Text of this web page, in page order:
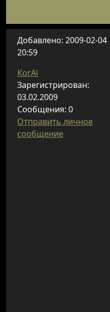
Добавлено: 2009-02-04
20:59
KorAl
Зарегистрирован:
03.02.2009
Сообщения: 0
Отправить личное
сообщение